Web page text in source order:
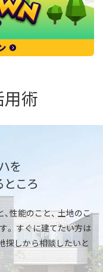
術
を
ところ
性能のこと、土地のこ
。 すぐに建てたい方は
探しから相談したいと